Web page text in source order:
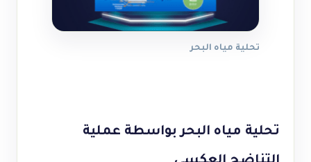
تحلية مياه البحر
تحلية مياه البحر بواسطة عملية